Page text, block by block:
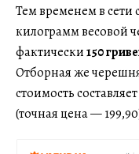
Тем временем в сети
килограмм весовой
фактически150
Отборная же
стоимость
(точная цена —